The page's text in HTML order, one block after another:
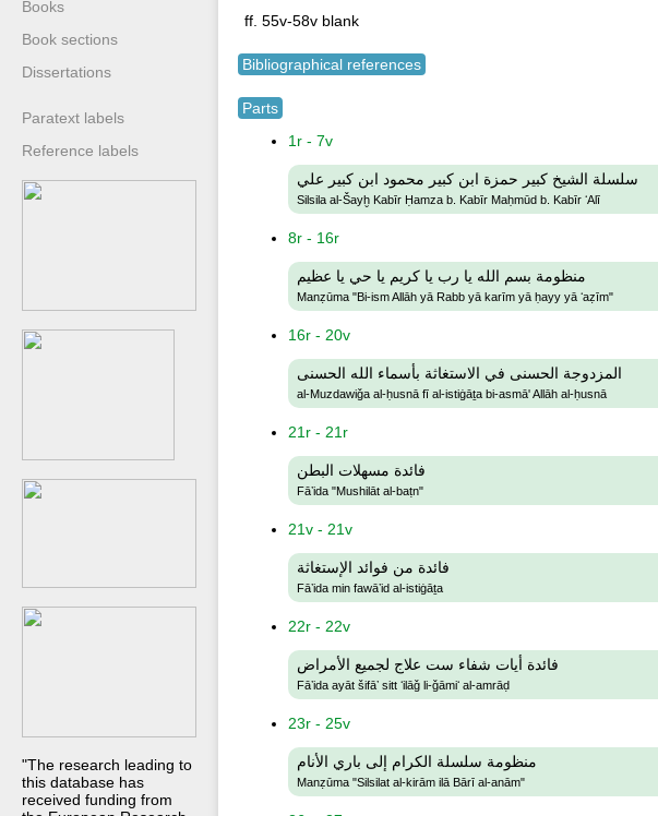
Books
Book sections
Dissertations
Paratext labels
Reference labels
"The research leading to
this database has
received funding from
ff. 55v-58v blank
Bibliographical references
Parts
1r - 7v
سلسلة الشيخ كبير حمزة ابن كبير محمود ابن كبير علي
Silsila al-Šayḫ Kabīr Ḥamza b. Kabīr Maḥmūd b. Kabīr ʻAlī
8r - 16r
منظومة بسم الله يا رب يا كريم يا حي يا عظيم
Manẓūma "Bi-ism Allāh yā Rabb yā karīm yā ḥayy yā ʻaẓīm"
16r - 20v
المزدوجة الحسنى في الاستغاثة بأسماء الله الحسنى
al-Muzdawiǧa al-ḥusnā fī al-istiġāṯa bi-asmā' Allāh al-ḥusnā
21r - 21r
فائدة مسهلات البطن
Fāʼida "Mushilāt al-baṭn"
21v - 21v
فائدة من فوائد الإستغاثة
Fāʼida min fawāʼid al-istiġāṯa
22r - 22v
فائدة أيات شفاء ست علاج لجميع الأمراض
Fāʼida ayāt šifāʼ sitt ʻilāǧ li-ǧāmiʻ al-amrāḍ
23r - 25v
منظومة سلسلة الكرام إلى باري الأنام
Manẓūma "Silsilat al-kirām ilā Bārī al-anām"